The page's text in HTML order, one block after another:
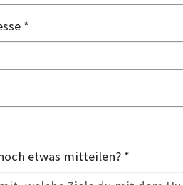
*
etwas mitteilen? *